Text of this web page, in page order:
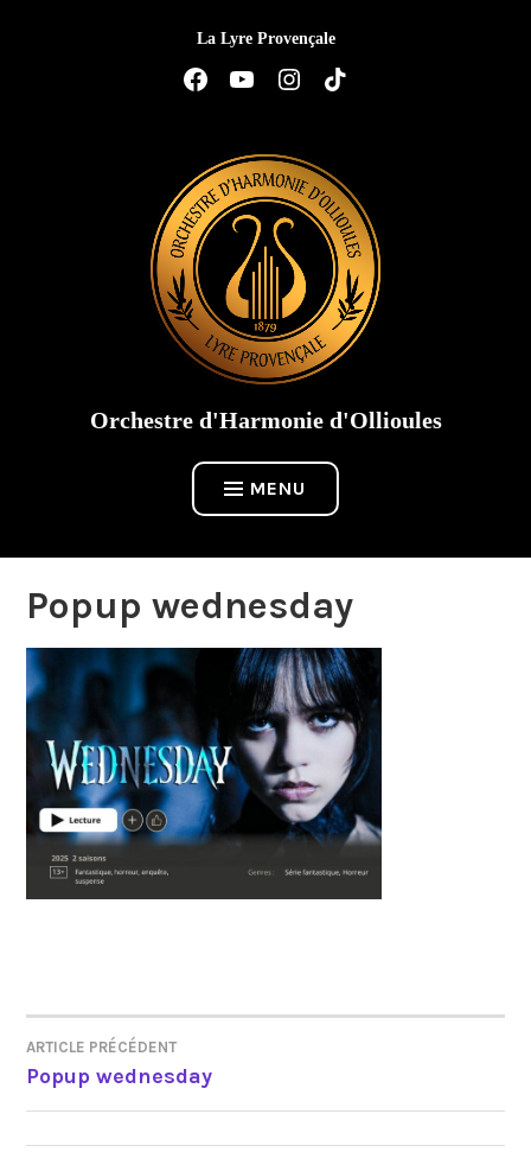
La Lyre Provençale
Élément
de
Élément
de
Élément
de
Élément
de
Orchestre d'Harmonie d'Ollioules
MENU
Popup wednesday
NAVIGATION
DE
ARTICLE PRÉCÉDENT
Popup wednesday